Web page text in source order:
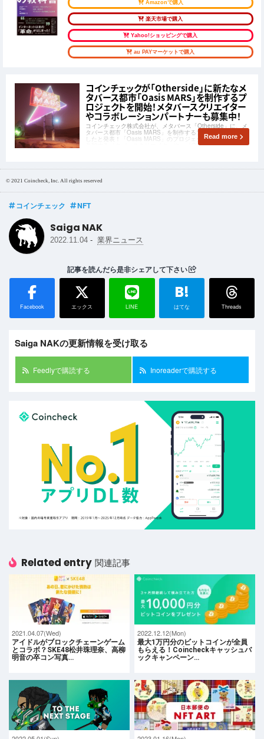
Amazonで購入
楽天市場で購入
Yahoo!ショッピングで購入
au PAYマーケットで購入
コインチェックが「Otherside」に新たなメ
タバース都市「Oasis MARS」を制作するプ
ロジェクトを開始！メタバースクリエイター
やコラボレーションパートナーも募集中！
コインチェック株式会社が、メタバース「Otherside」に、メ
タバース都市「Oasis MARS」を制作するプロジェクトを開始
したと発表！「Oasis MARS」のプロジェクトメンバーとして
参加するメタバースクリエイターや、「Oasis MARS」を盛り
Read more
© 2021 Coincheck, Inc. All rights reserved
コインチェック NFT
Saiga NAK
2022.11.04 - 業界ニュース
記事を読んだら是非シェアして下さい
Facebook エックス LINE
B!
はてな Threads
Saiga NAKの更新情報を受け取る
Feedlyで購読する Inoreaderで購読する
Related entry 関連記事
2021.04.07(Wed)
アイドルがブロックチェーンゲーム
とコラボ？SKE48松井珠理奈、高柳
明音の卒コン写真…
2022.12.12(Mon)
最大1万円分のビットコインが全員
もらえる！Coincheckキャッシュバ
ックキャンペーン…